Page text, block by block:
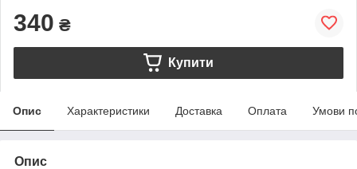
340 ₴
Купити
Опис Характеристики Доставка Оплата Умови
Опис